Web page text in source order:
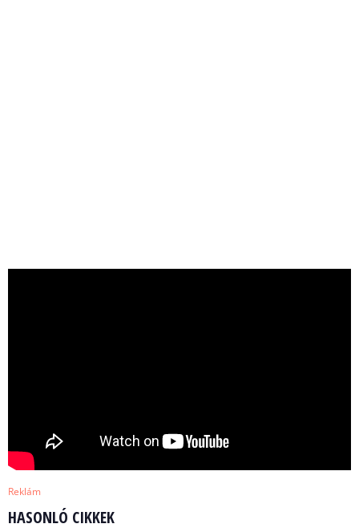
Reklám
HASONLÓ CIKKEK